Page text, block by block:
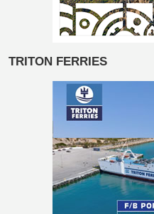
TRITON FERRIES